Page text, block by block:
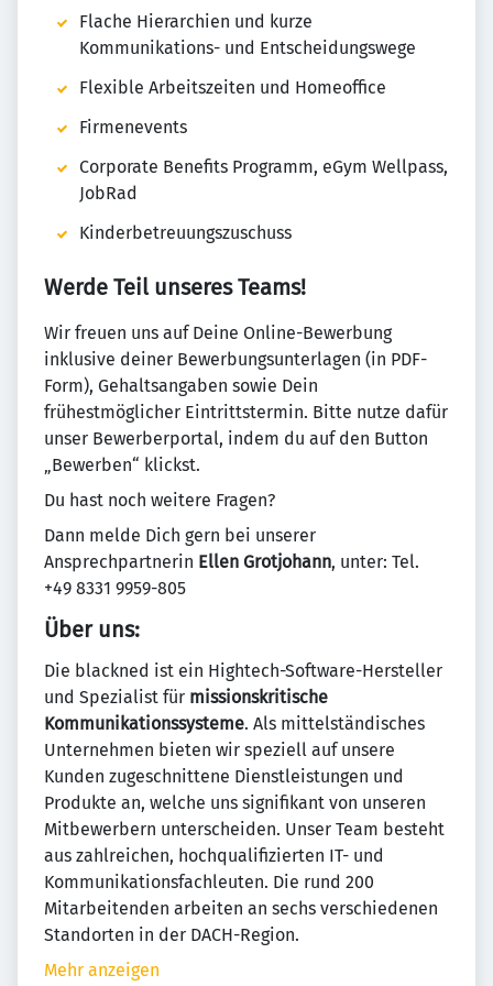
Flache Hierarchien und kurze
Kommunikations- und Entscheidungswege
Flexible Arbeitszeiten und Homeoffice
Firmenevents
Corporate Benefits Programm, eGym Wellpass,
JobRad
Kinderbetreuungszuschuss
Werde Teil unseres Teams!
Wir freuen uns auf Deine Online-Bewerbung
inklusive deiner Bewerbungsunterlagen (in PDF-
Form), Gehaltsangaben sowie Dein
frühestmöglicher Eintrittstermin. Bitte nutze dafür
unser Bewerberportal, indem du auf den Button
„Bewerben“ klickst.
Du hast noch weitere Fragen?
Dann melde Dich gern bei unserer
Ansprechpartnerin Ellen Grotjohann, unter: Tel.
+49 8331 9959-805
Über uns:
Die blackned ist ein Hightech-Software-Hersteller
und Spezialist für missionskritische
Kommunikationssysteme. Als mittelständisches
Unternehmen bieten wir speziell auf unsere
Kunden zugeschnittene Dienstleistungen und
Produkte an, welche uns signifikant von unseren
Mitbewerbern unterscheiden. Unser Team besteht
aus zahlreichen, hochqualifizierten IT- und
Kommunikationsfachleuten. Die rund 200
Mitarbeitenden arbeiten an sechs verschiedenen
Standorten in der DACH-Region.
Mehr anzeigen